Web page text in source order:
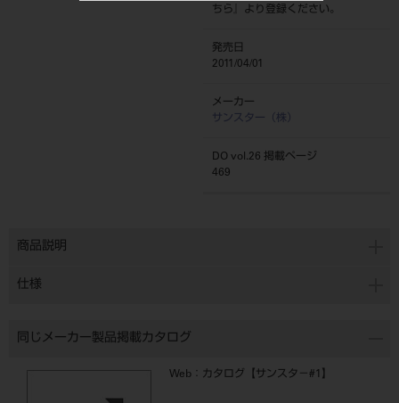
ちら
』より登録ください。
発売日
2011/04/01
メーカー
サンスター（株）
DO vol.26 掲載ページ
469
商品説明
仕様
同じメーカー製品掲載カタログ
Web：カタログ【サンスタ－#1】